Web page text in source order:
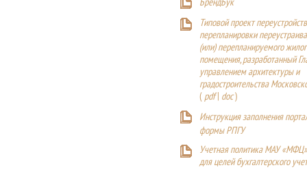
БрендБук
Типовой проект
перепланировки
(или) перепланируемого
помещения, разработанный
управлением архитектуры и
градостроительства
(pdf| doc)
Инструкция заполнения
формы РПГУ
Учетная политика МАУ
для целей бухгалтерского